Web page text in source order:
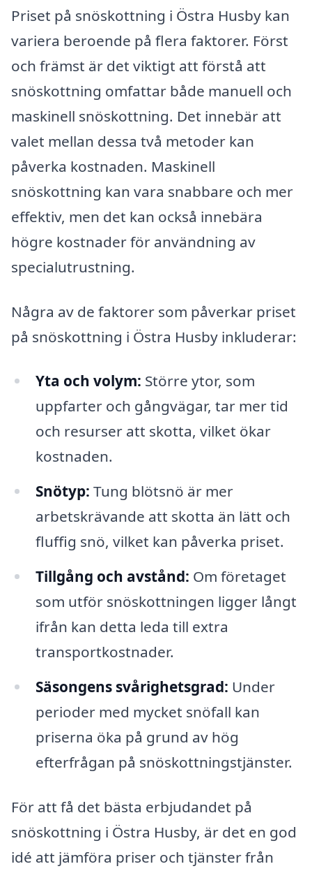
Priset på snöskottning i Östra Husby kan
variera beroende på flera faktorer. Först
och främst är det viktigt att förstå att
snöskottning omfattar både manuell och
maskinell snöskottning. Det innebär att
valet mellan dessa två metoder kan
påverka kostnaden. Maskinell
snöskottning kan vara snabbare och mer
effektiv, men det kan också innebära
högre kostnader för användning av
specialutrustning.
Några av de faktorer som påverkar priset
på snöskottning i Östra Husby inkluderar:
Yta och volym: Större ytor, som
uppfarter och gångvägar, tar mer tid
och resurser att skotta, vilket ökar
kostnaden.
Snötyp: Tung blötsnö är mer
arbetskrävande att skotta än lätt och
fluffig snö, vilket kan påverka priset.
Tillgång och avstånd: Om företaget
som utför snöskottningen ligger långt
ifrån kan detta leda till extra
transportkostnader.
Säsongens svårighetsgrad: Under
perioder med mycket snöfall kan
priserna öka på grund av hög
efterfrågan på snöskottningstjänster.
För att få det bästa erbjudandet på
snöskottning i Östra Husby, är det en god
idé att jämföra priser och tjänster från